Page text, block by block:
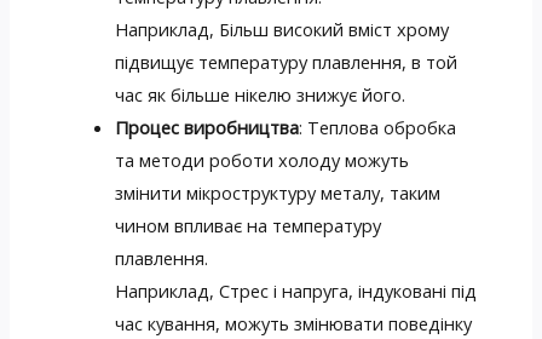
Наприклад, Більш високий вміст хрому
підвищує температуру плавлення, в той
час як більше нікелю знижує його.
Процес виробництва: Теплова обробка
та методи роботи холоду можуть
змінити мікроструктуру металу, таким
чином впливає на температуру
плавлення.
Наприклад, Стрес і напруга, індуковані під
час кування, можуть змінювати поведінку